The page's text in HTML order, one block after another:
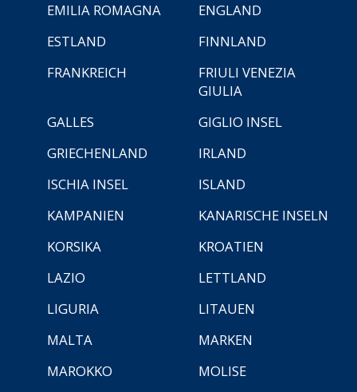
EMILIA ROMAGNA
ENGLAND
ESTLAND
FINNLAND
FRANKREICH
FRIULI VENEZIA
GIULIA
GALLES
GIGLIO INSEL
GRIECHENLAND
IRLAND
ISCHIA INSEL
ISLAND
KAMPANIEN
KANARISCHE INSELN
KORSIKA
KROATIEN
LAZIO
LETTLAND
LIGURIA
LITAUEN
MALTA
MARKEN
MAROKKO
MOLISE